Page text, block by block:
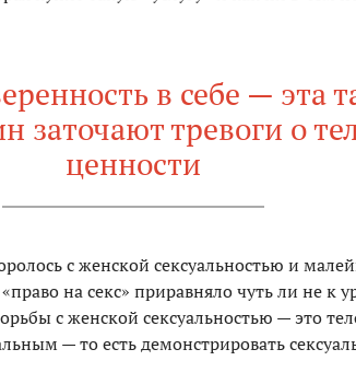
в себе — эта
тревоги о
ценности
с женской сексуальностью и
на секс» приравняло чуть ли не к
с женской сексуальностью — это
— то есть демонстрировать